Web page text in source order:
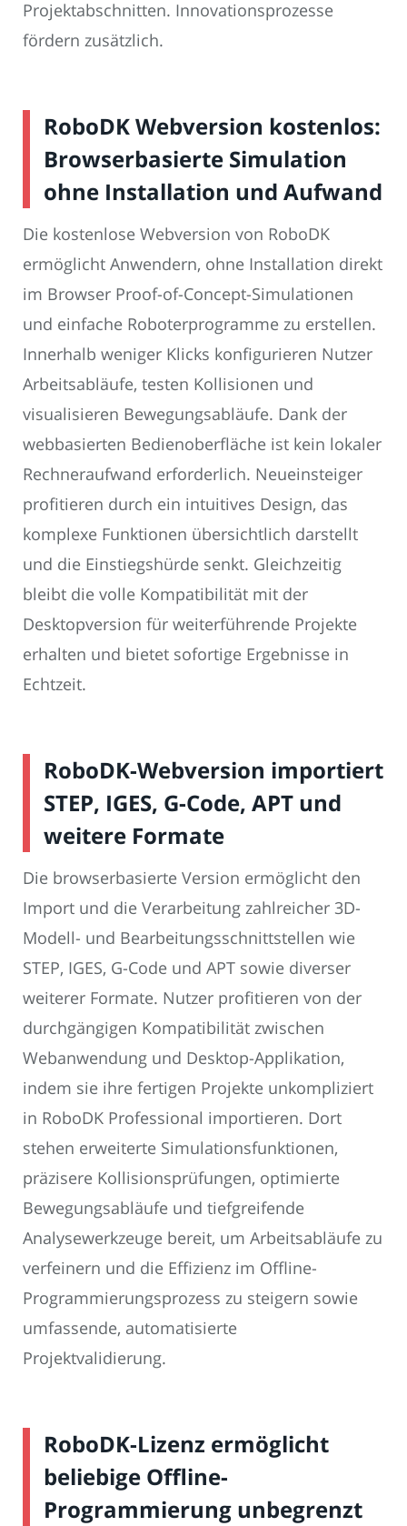
Projektabschnitten. Innovationsprozesse
fördern zusätzlich.
RoboDK Webversion kostenlos:
Browserbasierte Simulation
ohne Installation und Aufwand
Die kostenlose Webversion von RoboDK
ermöglicht Anwendern, ohne Installation direkt
im Browser Proof-of-Concept-Simulationen
und einfache Roboterprogramme zu erstellen.
Innerhalb weniger Klicks konfigurieren Nutzer
Arbeitsabläufe, testen Kollisionen und
visualisieren Bewegungsabläufe. Dank der
webbasierten Bedienoberfläche ist kein lokaler
Rechneraufwand erforderlich. Neueinsteiger
profitieren durch ein intuitives Design, das
komplexe Funktionen übersichtlich darstellt
und die Einstiegshürde senkt. Gleichzeitig
bleibt die volle Kompatibilität mit der
Desktopversion für weiterführende Projekte
erhalten und bietet sofortige Ergebnisse in
Echtzeit.
RoboDK-Webversion importiert
STEP, IGES, G-Code, APT und
weitere Formate
Die browserbasierte Version ermöglicht den
Import und die Verarbeitung zahlreicher 3D-
Modell- und Bearbeitungsschnittstellen wie
STEP, IGES, G-Code und APT sowie diverser
weiterer Formate. Nutzer profitieren von der
durchgängigen Kompatibilität zwischen
Webanwendung und Desktop-Applikation,
indem sie ihre fertigen Projekte unkompliziert
in RoboDK Professional importieren. Dort
stehen erweiterte Simulationsfunktionen,
präzisere Kollisionsprüfungen, optimierte
Bewegungsabläufe und tiefgreifende
Analysewerkzeuge bereit, um Arbeitsabläufe zu
verfeinern und die Effizienz im Offline-
Programmierungsprozess zu steigern sowie
umfassende, automatisierte
Projektvalidierung.
RoboDK-Lizenz ermöglicht
beliebige Offline-
Programmierung unbegrenzt